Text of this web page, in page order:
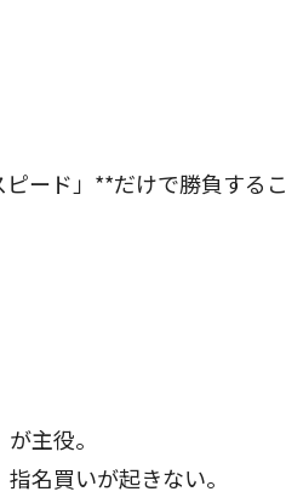
ード」**だけで勝負する
主役。
名買いが起きない。